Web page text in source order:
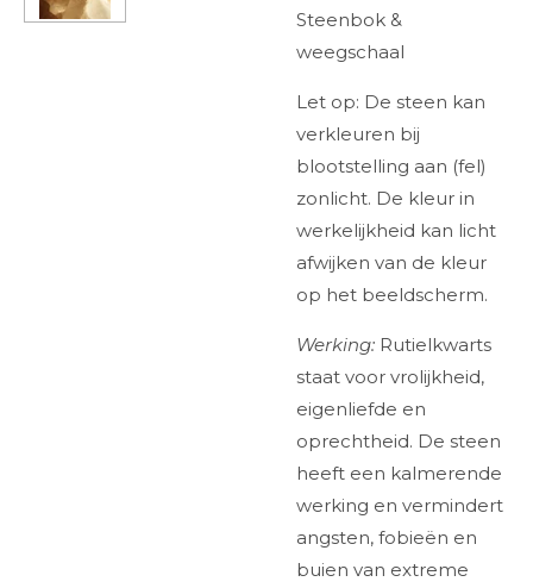
Steenbok &
weegschaal
Let op: De steen kan
verkleuren bij
blootstelling aan (fel)
zonlicht. De kleur in
werkelijkheid kan licht
afwijken van de kleur
op het beeldscherm.
Werking: Rutielkwarts
staat voor vrolijkheid,
eigenliefde en
oprechtheid. De steen
heeft een kalmerende
werking en vermindert
angsten, fobieën en
buien van extreme